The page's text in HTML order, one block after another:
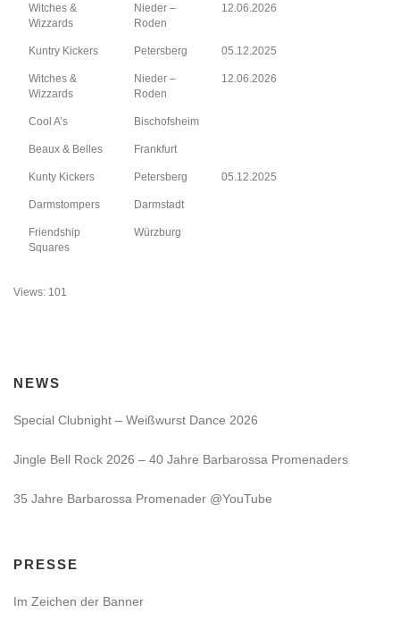
Witches &
Wizzards
Nieder –
Roden
12.06.2026
Kuntry Kickers Petersberg 05.12.2025
Witches &
Wizzards
Nieder –
Roden
12.06.2026
Cool A’s Bischofsheim
Beaux & Belles Frankfurt
Kunty Kickers Petersberg 05.12.2025
Darmstompers Darmstadt
Friendship
Squares
Würzburg
Views: 101
NEWS
Special Clubnight – Weißwurst Dance 2026
Jingle Bell Rock 2026 – 40 Jahre Barbarossa Promenaders
35 Jahre Barbarossa Promenader @YouTube
PRESSE
Im Zeichen der Banner